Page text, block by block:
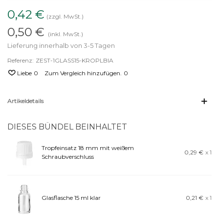
0,42 € (zzgl. MwSt.)
0,50 € (inkl. MwSt.)
Lieferung innerhalb von 3-5 Tagen
Referenz: ZEST-1GLASS15-KROPLBIA
Liebe 0 Zum Vergleich hinzufügen. 0
Artikeldetails
DIESES BÜNDEL BEINHALTET
Tropfeinsatz 18 mm mit weißem
Schraubverschluss
0,29 € x 1
Glasflasche 15 ml klar 0,21 € x 1